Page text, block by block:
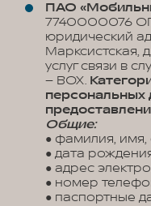
ПАО
7740000076
юридический
Марксистская,
услуг связи в
– BOX.
персональных
Общие:
● фамилия, имя,
● дата
● адрес
● номер
● паспортные